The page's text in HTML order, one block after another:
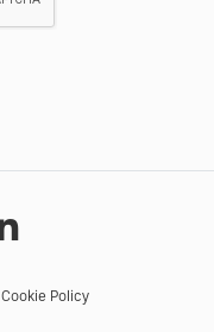
Cookie Policy